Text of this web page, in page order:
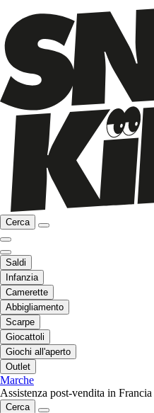
Cerca
Saldi
Infanzia
Camerette
Abbigliamento
Scarpe
Giocattoli
Giochi all'aperto
Outlet
Marche
Assistenza post-vendita in Francia
Cerca